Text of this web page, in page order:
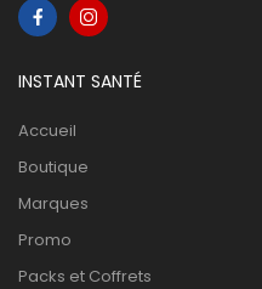
INSTANT SANTÉ
Accueil
Boutique
Marques
Promo
Packs et Coffrets